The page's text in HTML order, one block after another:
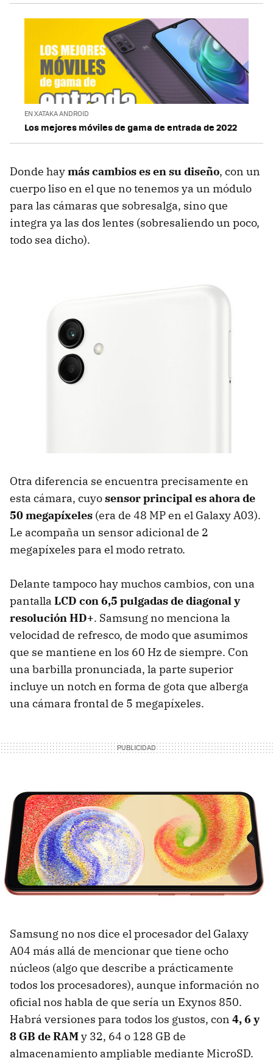
EN XATAKA ANDROID
Los mejores móviles de gama de entrada de 2022
Donde haymás cambios es en su diseño, con un
cuerpo liso en el que no tenemos ya un módulo
para las cámaras que sobresalga, sino que
integra ya las dos lentes (sobresaliendo un poco,
todo sea dicho).
Otra diferencia se encuentra precisamente en
esta cámara, cuyosensor principal es ahora de
50 megapíxeles (era de 48 MP en el Galaxy A03).
Le acompaña un sensor adicional de 2
megapíxeles para el modo retrato.
Delante tampoco hay muchos cambios, con una
pantalla LCD con 6,5 pulgadas de diagonal y
resolución HD+. Samsung no menciona la
velocidad de refresco, de modo que asumimos
que se mantiene en los 60 Hz de siempre. Con
una barbilla pronunciada, la parte superior
incluye un notch en forma de gota que alberga
una cámara frontal de 5 megapíxeles.
Samsung no nos dice el procesador del Galaxy
A04 más allá de mencionar que tiene ocho
núcleos (algo que describe a prácticamente
todos los procesadores), aunque información no
oficial nos habla de que sería un Exynos 850.
Habrá versiones para todos los gustos, con 4, 6 y
8 GB de RAMy 32, 64 o 128 GB de
almacenamiento ampliable mediante MicroSD.